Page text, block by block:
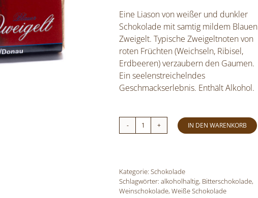
Eine Liason von weißer und dunkler
Schokolade mit samtig mildem Blauen
Zweigelt. Typische Zweigeltnoten von
roten Früchten (Weichseln, Ribisel,
Erdbeeren) verzaubern den Gaumen.
Ein seelenstreichelndes
Geschmackserlebnis. Enthält Alkohol.
Wachauer
Blauer
Zweigelt
Menge
IN DEN WARENKORB
Kategorie: Schokolade
Schlagwörter: alkoholhaltig, Bitterschokolade,
Weinschokolade, Weiße Schokolade